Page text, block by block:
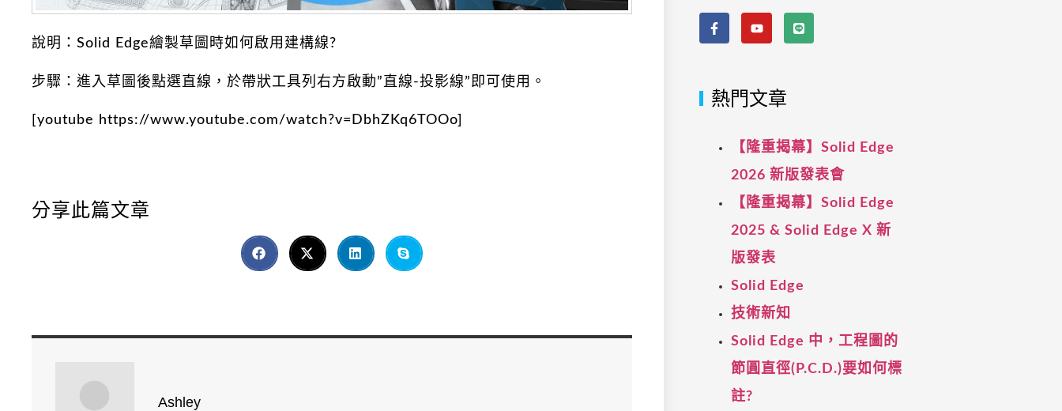
說明：Solid Edge繪製草圖時如何啟用建構線?
步驟：進入草圖後點選直線，於帶狀工具列右方啟動”直線-投影線”即可使用。
[youtube https://www.youtube.com/watch?v=DbhZKq6TOOo]
分享此篇文章
Ashley
熱門文章
【隆重揭幕】Solid Edge
2026 新版發表會
【隆重揭幕】Solid Edge
2025 & Solid Edge X 新
版發表
Solid Edge
技術新知
Solid Edge 中，工程圖的
節圓直徑(P.C.D.)要如何標
註?